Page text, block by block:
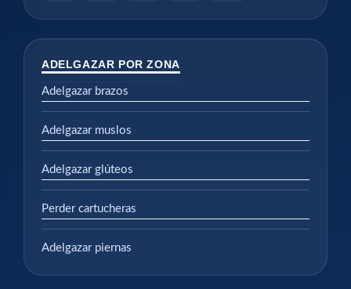
ADELGAZAR POR ZONA
Adelgazar brazos
Adelgazar muslos
Adelgazar glúteos
Perder cartucheras
Adelgazar piernas